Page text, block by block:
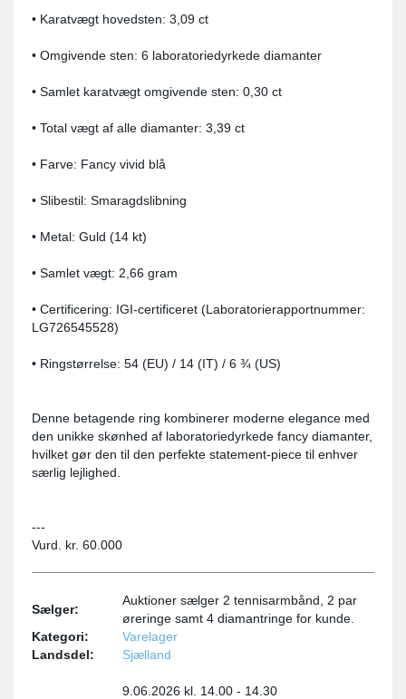
• Karatvægt hovedsten: 3,09 ct
• Omgivende sten: 6 laboratoriedyrkede diamanter
• Samlet karatvægt omgivende sten: 0,30 ct
• Total vægt af alle diamanter: 3,39 ct
• Farve: Fancy vivid blå
• Slibestil: Smaragdslibning
• Metal: Guld (14 kt)
• Samlet vægt: 2,66 gram
• Certificering: IGI-certificeret (Laboratorierapportnummer:
LG726545528)
• Ringstørrelse: 54 (EU) / 14 (IT) / 6 ¾ (US)
Denne betagende ring kombinerer moderne elegance med
den unikke skønhed af laboratoriedyrkede fancy diamanter,
hvilket gør den til den perfekte statement-piece til enhver
særlig lejlighed.
---
Vurd. kr. 60.000
Sælger:
Auktioner sælger 2 tennisarmbånd, 2 par
øreringe samt 4 diamantringe for kunde.
Kategori:
Varelager
Landsdel:
Sjælland
9.06.2026 kl. 14.00 - 14.30